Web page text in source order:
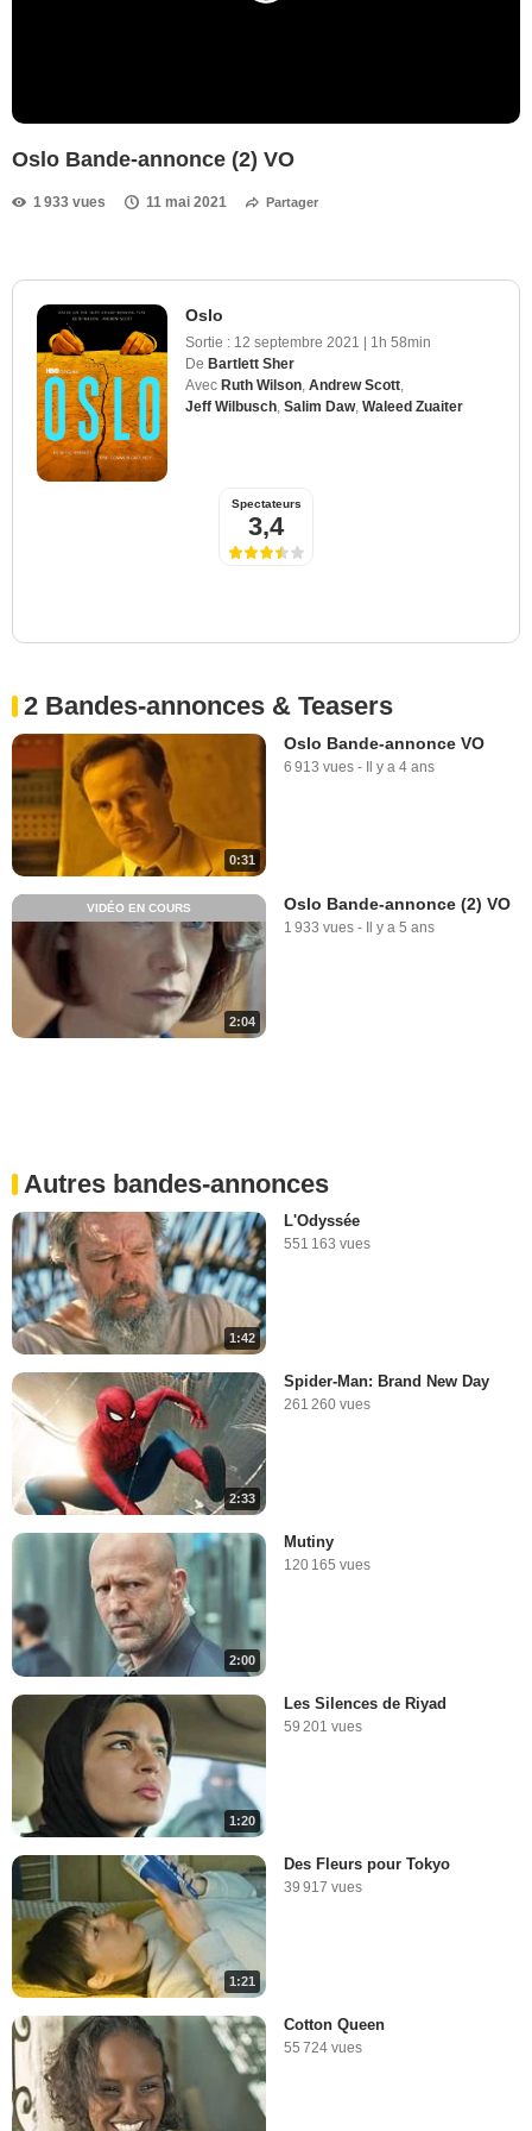
Oslo Bande-annonce (2) VO
1 933 vues 11 mai 2021 Partager
Oslo
Sortie : 12 septembre 2021 | 1h 58min
De Bartlett Sher
Avec Ruth Wilson Andrew Scott
Jeff Wilbusch Salim Daw, Waleed Zuaiter
Spectateurs
3,4
2 Bandes-annonces & Teasers
0:31
Oslo Bande-annonce VO
6 913 vues - Il y a 4 ans
2:04
VIDÉO EN COURS Oslo Bande-annonce (2) VO
1 933 vues - Il y a 5 ans
Autres bandes-annonces
1:42
L'Odyssée
551 163 vues
2:33
Spider-Man: Brand New Day
261 260 vues
2:00
Mutiny
120 165 vues
1:20
Les Silences de Riyad
59 201 vues
1:21
Des Fleurs pour Tokyo
39 917 vues
Cotton Queen
55 724 vues